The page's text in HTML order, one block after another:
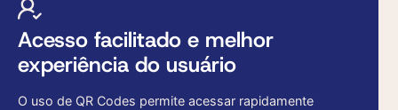
Acesso facilitado e melhor
experiência do usuário
O uso de QR Codes permite acessar rapidamente